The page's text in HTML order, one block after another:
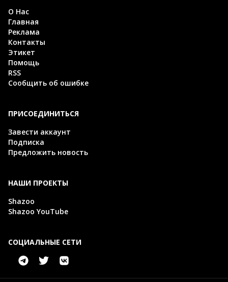
О Нас
Главная
Реклама
Контакты
Этикет
Помощь
RSS
Сообщить об ошибке
ПРИСОЕДИНИТЬСЯ
Завести аккаунт
Подписка
Предложить новость
НАШИ ПРОЕКТЫ
Shazoo
Shazoo YouTube
СОЦИАЛЬНЫЕ СЕТИ